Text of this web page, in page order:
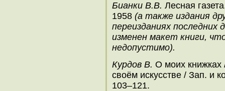
Бианки В.В. Лесная
1958 (а также издания
переизданиях последних
изменен макет книги,
недопустимо).
Курдов В. О моих книжках
своём искусстве / Зап. и
103–121.